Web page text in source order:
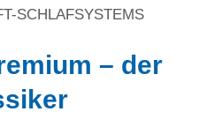
SCHLAFSYSTEMS
– der